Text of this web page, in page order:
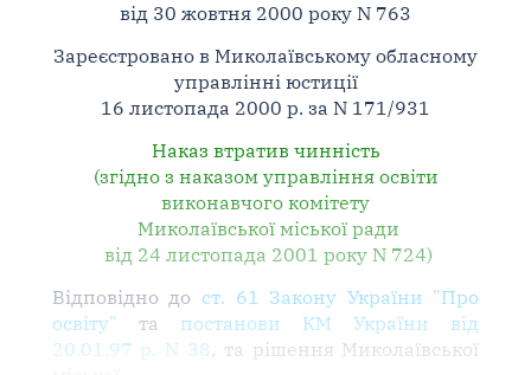
від 30 жовтня 2000 року N 763
Зареєстровано в Миколаївському обласному
управлінні юстиції
16 листопада 2000 р. за N 171/931
Наказ втратив чинність
(згідно з наказом управління освіти
виконавчого комітету
Миколаївської міської ради
від 24 листопада 2001 року N 724)
Відповідно до ст. 61 Закону України "Про
освіту" та постанови КМ України від
20.01.97 р. N 38 , та рішення Миколаївської